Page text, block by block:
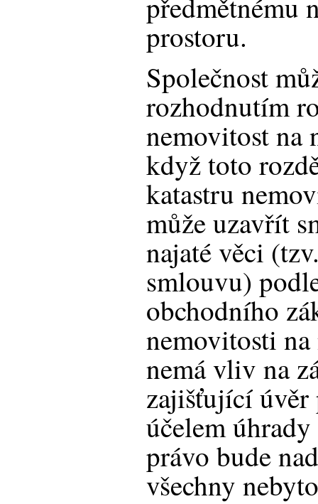
prostoru.
Společnost
rozhodnutím
nemovitost na
když toto
katastru
může uzavřít
najaté věci
smlouvu)
obchodního
nemovitosti
nemá vliv na
zajišťující
účelem
právo bude
všechny